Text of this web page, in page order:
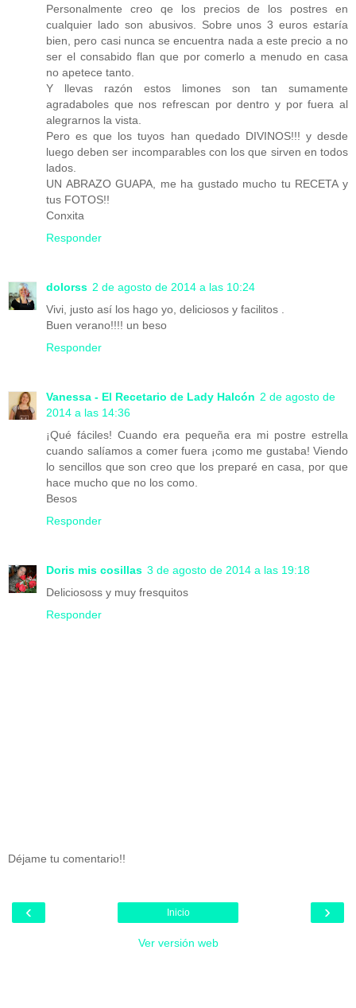
Personalmente creo qe los precios de los postres en
cualquier lado son abusivos. Sobre unos 3 euros estaría
bien, pero casi nunca se encuentra nada a este precio a no
ser el consabido flan que por comerlo a menudo en casa
no apetece tanto.
Y llevas razón estos limones son tan sumamente
agradaboles que nos refrescan por dentro y por fuera al
alegrarnos la vista.
Pero es que los tuyos han quedado DIVINOS!!! y desde
luego deben ser incomparables con los que sirven en todos
lados.
UN ABRAZO GUAPA, me ha gustado mucho tu RECETA y
tus FOTOS!!
Conxita
Responder
dolorss 2 de agosto de 2014 a las 10:24
Vivi, justo así los hago yo, deliciosos y facilitos .
Buen verano!!!! un beso
Responder
Vanessa - El Recetario de Lady Halcón 2 de agosto de
2014 a las 14:36
¡Qué fáciles! Cuando era pequeña era mi postre estrella
cuando salíamos a comer fuera ¡como me gustaba! Viendo
lo sencillos que son creo que los preparé en casa, por que
hace mucho que no los como.
Besos
Responder
Doris mis cosillas 3 de agosto de 2014 a las 19:18
Deliciososs y muy fresquitos
Responder
Déjame tu comentario!!
‹ ›
Inicio
Ver versión web